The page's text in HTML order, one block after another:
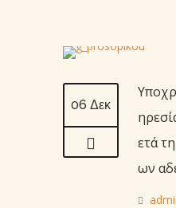
06 Δεκ
ετά
ων